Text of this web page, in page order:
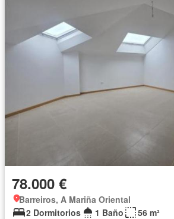
78.000 €
Barreiros, A Mariña Oriental
2 Dormitorios
1 Baño
56 m²